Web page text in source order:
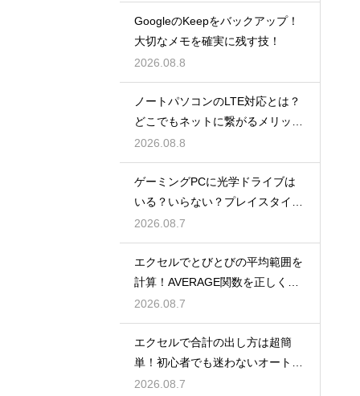
GoogleのKeepをバックアップ！
大切なメモを確実に残す技！
2026.08.8
ノートパソコンのLTE対応とは？
どこでもネットに繋がるメリット
解説
2026.08.8
ゲーミングPCに光学ドライブは
いる？いらない？プレイスタイル
で判断
2026.08.7
エクセルでとびとびの平均範囲を
計算！AVERAGE関数を正しく使
うコツ
2026.08.7
エクセルで合計の出し方は超簡
単！初心者でも迷わないオートS
UM術！
2026.08.7